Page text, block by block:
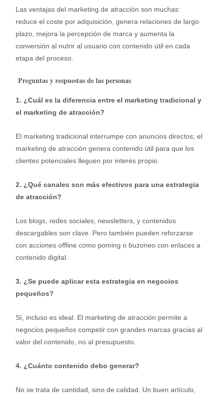
Las ventajas del marketing de atracción son muchas:
reduce el coste por adquisición, genera relaciones de largo
plazo, mejora la percepción de marca y aumenta la
conversión al nutrir al usuario con contenido útil en cada
etapa del proceso.
Preguntas y respuestasde las personas
1. ¿Cuál es la diferencia entre el marketing tradicional y
el marketing de atracción?
El marketing tradicional interrumpe con anuncios directos; el
marketing de atracción genera contenido útil para que los
clientes potenciales lleguen por interés propio.
2. ¿Qué canales son más efectivos para una estrategia
de atracción?
Los blogs, redes sociales, newsletters, y contenidos
descargables son clave. Pero también pueden reforzarse
con acciones offline como poming o buzoneo con enlaces a
contenido digital.
3. ¿Se puede aplicar esta estrategia en negocios
pequeños?
Sí, incluso es ideal. El marketing de atracción permite a
negocios pequeños competir con grandes marcas gracias al
valor del contenido, no al presupuesto.
4. ¿Cuánto contenido debo generar?
No se trata de cantidad, sino de calidad. Un buen artículo,